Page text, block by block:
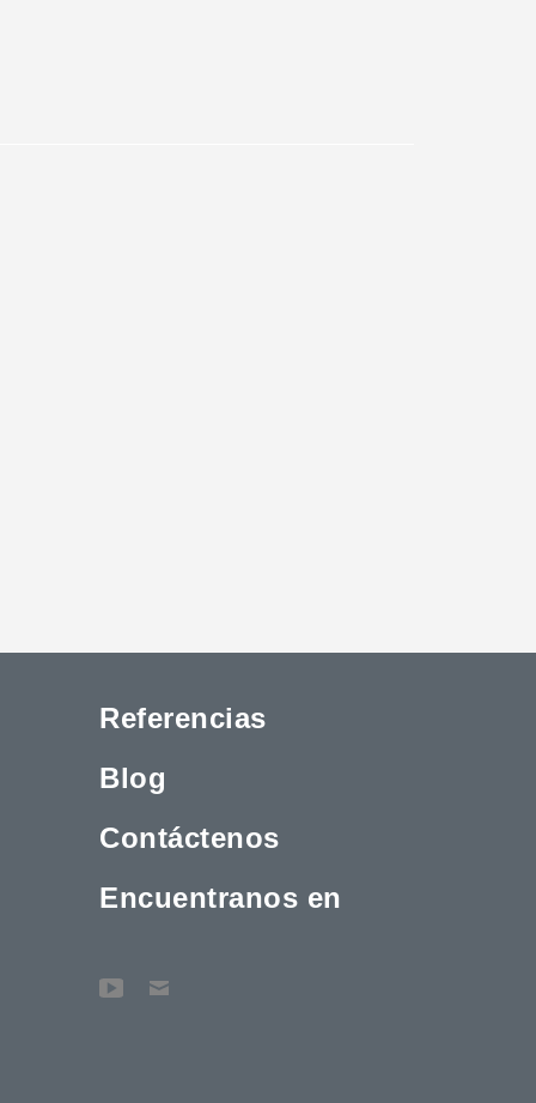
Referencias
Blog
Contáctenos
Encuentranos en